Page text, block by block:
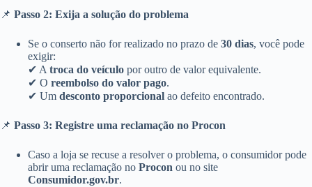
📌 Passo 2: Exija a solução do problema
Se o conserto não for realizado no prazo de 30 dias, você pode
exigir:
✔ A troca do veículo por outro de valor equivalente.
✔ O reembolso do valor pago.
✔ Um desconto proporcional ao defeito encontrado.
📌 Passo 3: Registre uma reclamação no Procon
Caso a loja se recuse a resolver o problema, o consumidor pode
abrir uma reclamação no Procon ou no site
Consumidor.gov.br.